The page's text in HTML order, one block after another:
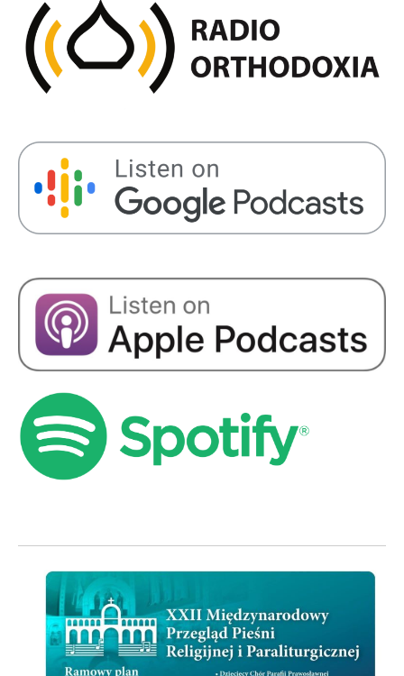
RSS FEED
SHARE
LINK
EMBED